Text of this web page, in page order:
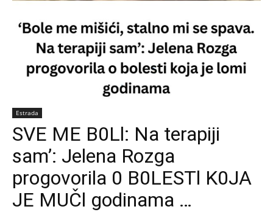
Estrada
SVE ME B0Ll: Na terapiji
sam’: Jelena Rozga
progovorila 0 B0LESTl K0JA
JE MUČl godinama …